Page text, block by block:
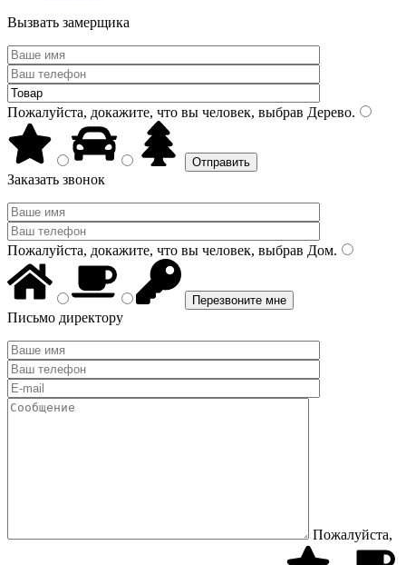
Вызвать замерщика
Пожалуйста, докажите, что вы человек, выбрав Дерево.
Заказать звонок
Пожалуйста, докажите, что вы человек, выбрав Дом.
Письмо директору
Пожалуйста,